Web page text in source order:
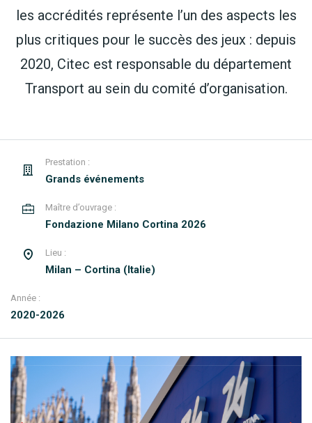
les accrédités représente l’un des aspects les
plus critiques pour le succès des jeux : depuis
2020, Citec est responsable du département
Transport au sein du comité d’organisation.
Prestation :
Grands événements
Maître d’ouvrage :
Fondazione Milano Cortina 2026
Lieu :
Milan – Cortina (Italie)
Année :
2020-2026